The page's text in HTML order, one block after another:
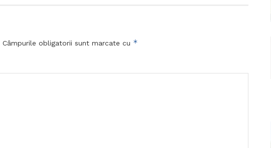
Câmpurile obligatorii sunt marcate cu *